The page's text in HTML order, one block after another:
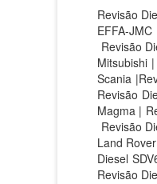
Revisão
EFFA-
Revisão
Mitsubishi
Scania
Revisão
Magma |
Revisão
Land
Diesel
Revisão